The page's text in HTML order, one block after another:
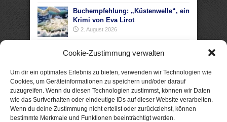
Cookie-Zustimmung verwalten
Um dir ein optimales Erlebnis zu bieten, verwenden wir Technologien wie
Cookies, um Geräteinformationen zu speichern und/oder darauf
zuzugreifen. Wenn du diesen Technologien zustimmst, können wir Daten
wie das Surfverhalten oder eindeutige IDs auf dieser Website verarbeiten.
Wenn du deine Zustimmung nicht erteilst oder zurückziehst, können
bestimmte Merkmale und Funktionen beeinträchtigt werden.
Buchempfehlung: „Küstenwelle“, ein
Krimi von Eva Lirot
2. August 2026
vier Herzen“, ein Liebesroman von
1. August 2026
Buchempfehlung: „Zwischen damals
und uns“, ein Liebesroman von
Josefine Weiss
29. Juli 2026